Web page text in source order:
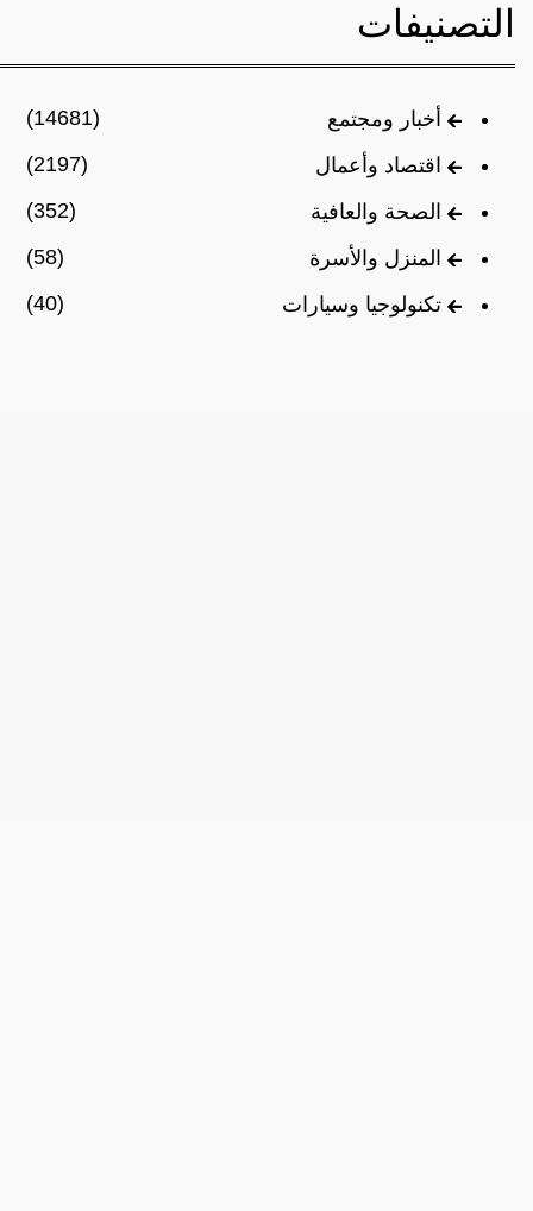
التصنيفات
أخبار ومجتمع
(14681)
اقتصاد وأعمال
(2197)
الصحة والعافية
(352)
المنزل والأسرة
(58)
تكنولوجيا وسيارات
(40)